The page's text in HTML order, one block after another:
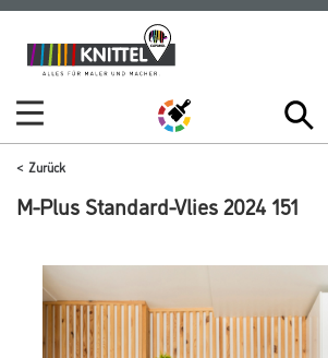
Zum
Inhalt
Zum
Navigationsmenü
Zurück
M-Plus Standard-Vlies 2024 151